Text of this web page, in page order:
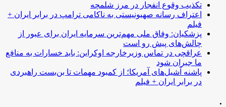
تکذیب وقوع انفجار در مرز شلمچه
اعتراف رسانه صهیونیستی به ناکامی ترامپ در برابر ایران +
فیلم
پزشکیان: وفاق ملی مهم‌ترین سرمایه ایران برای عبور از
چالش‌های پیش رو است
عراقچی در تماس وزیرخارجه اوکراین: باید خسارات به منافع
ما جبران شود
پاشنه آشیل‌های آمریکا؛ از کمبود مهمات تا بن‌بست راهبردی
در برابر ایران + فیلم
.